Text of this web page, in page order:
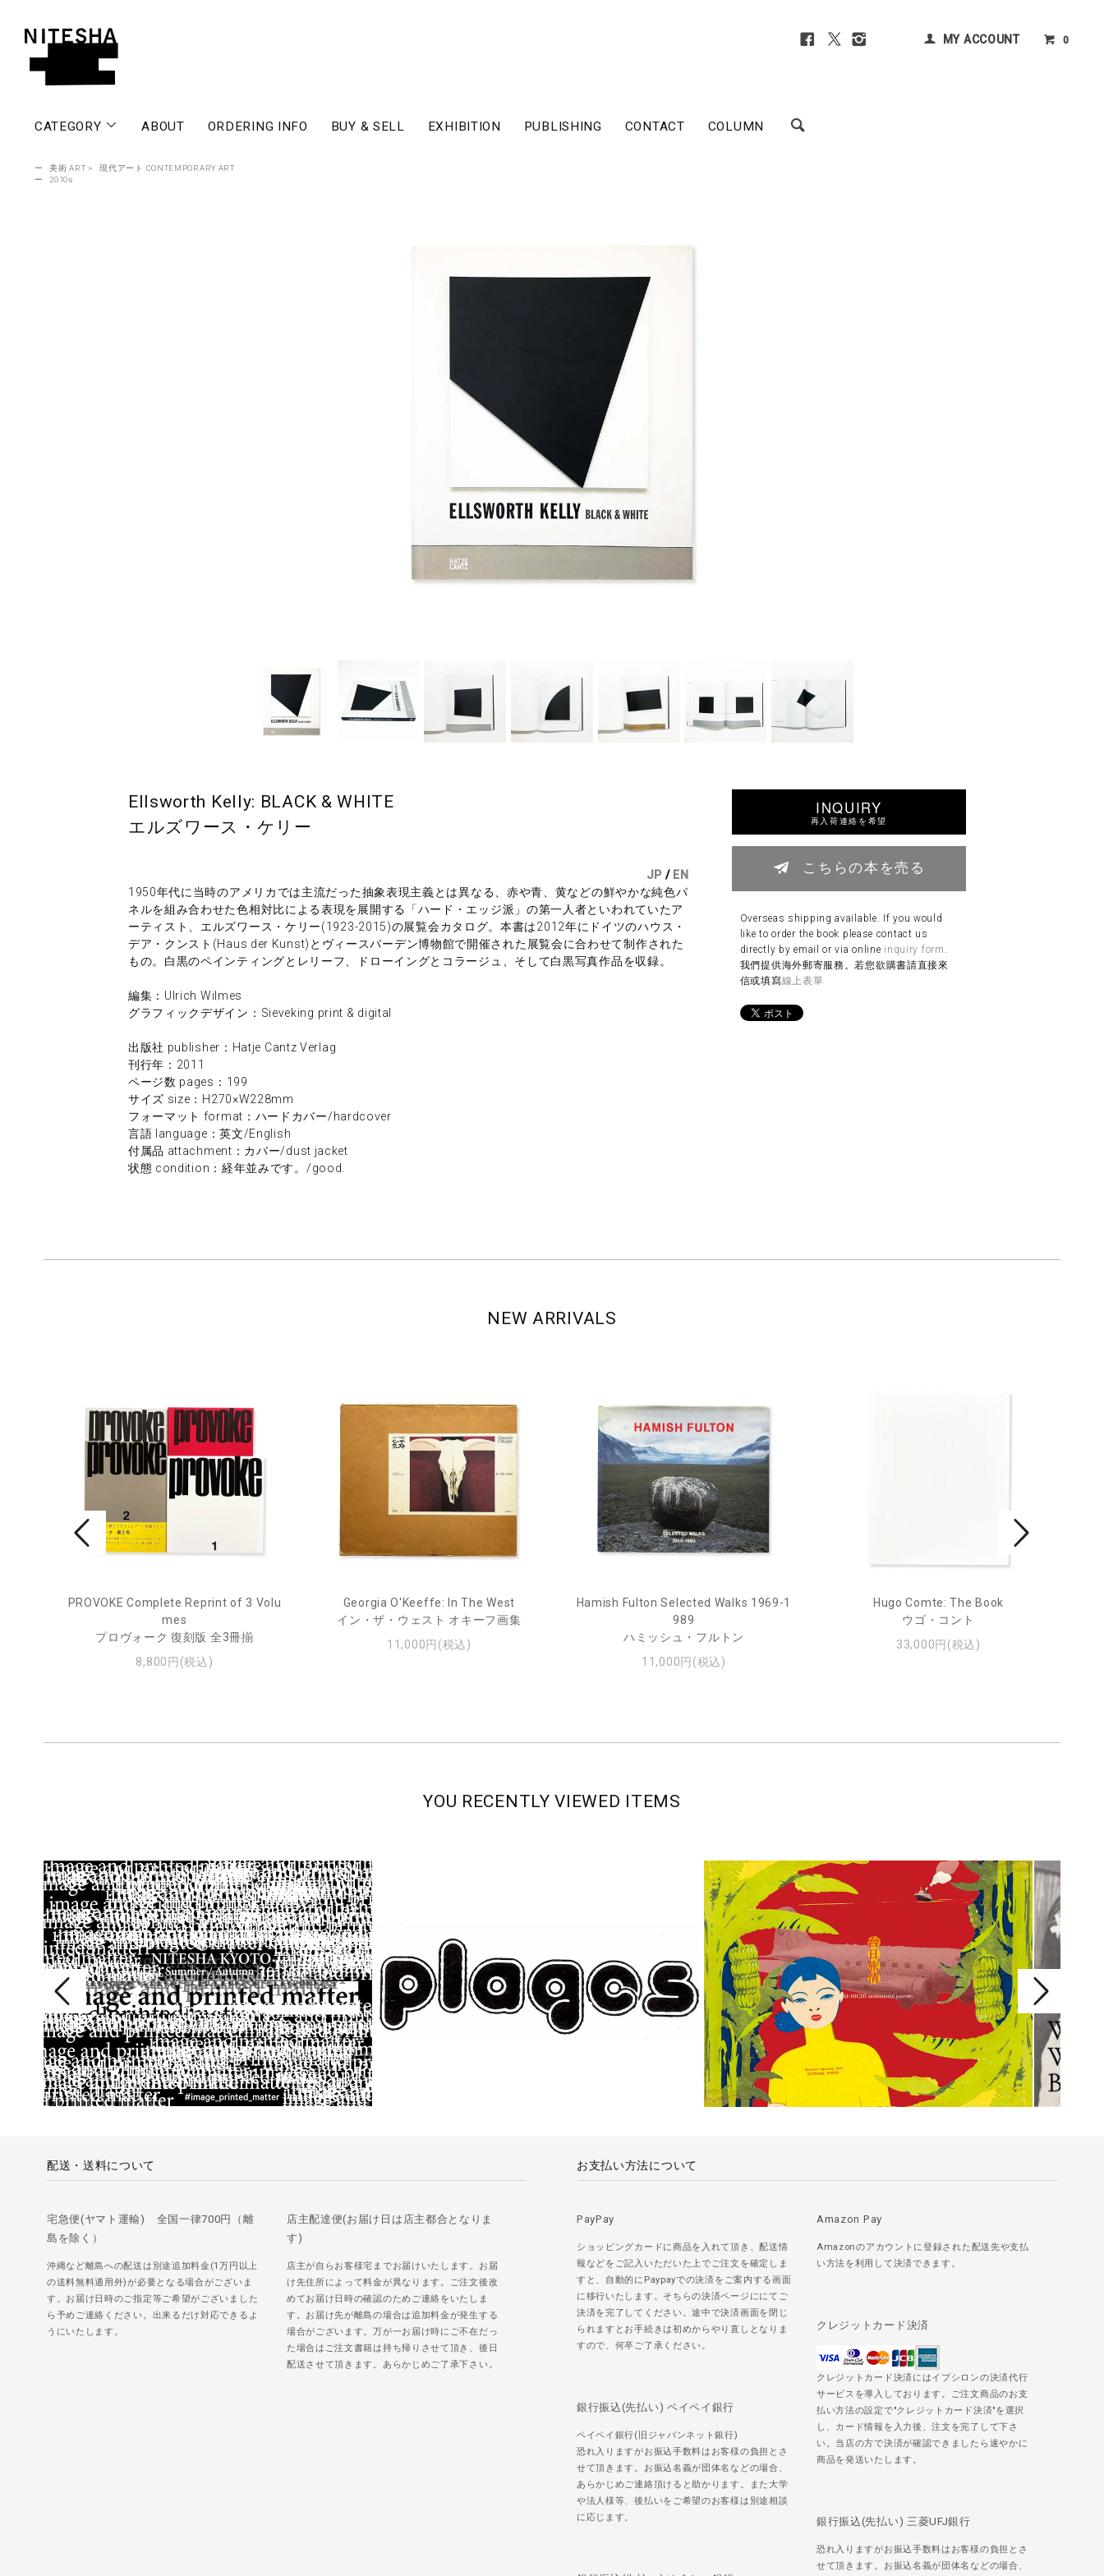
MY ACCOUNT 0
CATEGORY ABOUT ORDERING INFO BUY & SELL EXHIBITION PUBLISHING CONTACT COLUMN
ー 美術 ART >
現代アート CONTEMPORARY ART
ー
2010s
Ellsworth Kelly: BLACK & WHITE
エルズワース・ケリー
JP / EN
1950年代に当時のアメリカでは主流だった抽象表現主義とは異なる、赤や青、黄などの鮮やかな純色パ
ネルを組み合わせた色相対比による表現を展開する「ハード・エッジ派」の第一人者といわれていたア
ーティスト、エルズワース・ケリー(1923-2015)の展覧会カタログ。本書は2012年にドイツのハウス・
デア・クンスト(Haus der Kunst)とヴィースバーデン博物館で開催された展覧会に合わせて制作された
もの。白黒のペインティングとレリーフ、ドローイングとコラージュ、そして白黒写真作品を収録。
編集：Ulrich Wilmes
グラフィックデザイン：Sieveking print & digital
出版社 publisher：Hatje Cantz Verlag
刊行年：2011
ページ数 pages：199
サイズ size：H270×W228mm
フォーマット format：ハードカバー/hardcover
言語 language：英文/English
付属品 attachment：カバー/dust jacket
状態 condition：経年並みです。/good.
INQUIRY
再入荷連絡を希望
こちらの本を売る
Overseas shipping available. If you would
like to order the book please contact us
directly by email or via online inquiry form .
我們提供海外郵寄服務。若您欲購書請直接來
信或填寫線上表單
NEW ARRIVALS
PROVOKE Complete Reprint of 3 Volu
mes
プロヴォーク 復刻版 全3冊揃
8,800円(税込)
Georgia O'Keeffe: In The West
イン・ザ・ウェスト オキーフ画集
11,000円(税込)
Hamish Fulton Selected Walks 1969-1
989
ハミッシュ・フルトン
11,000円(税込)
Hugo Comte: The Book
ウゴ・コント
33,000円(税込)
YOU RECENTLY VIEWED ITEMS
配送・送料について
宅急便(ヤマト運輸) 全国一律700円（離
島を除く）
沖縄など離島への配送は別途追加料金(1万円以上
の送料無料適用外)が必要となる場合がございま
す。お届け日時のご指定等ご希望がございました
ら予めご連絡ください。出来るだけ対応できるよ
うにいたします。
店主配達便(お届け日は店主都合となりま
す)
店主が自らお客様宅までお届けいたします。お届
け先住所によって料金が異なります。ご注文後改
めてお届け日時の確認のためご連絡をいたしま
す。お届け先が離島の場合は追加料金が発生する
場合がございます。万が一お届け時にご不在だっ
た場合はご注文書籍は持ち帰りさせて頂き、後日
配送させて頂きます。あらかじめご了承下さい。
お支払い方法について
PayPay
ショッピングカードに商品を入れて頂き、配送情
報などをご記入いただいた上でご注文を確定しま
すと、自動的にPaypayでの決済をご案内する画面
に移行いたします。そちらの決済ページににてご
決済を完了してください。途中で決済画面を閉じ
られますとお手続きは初めからやり直しとなりま
すので、何卒ご了承ください。
Amazon Pay
Amazonのアカウントに登録された配送先や支払
い方法を利用して決済できます。
クレジットカード決済
クレジットカード決済にはイプシロンの決済代行
サービスを導入しております。ご注文商品のお支
払い方法の設定で"クレジットカード決済"を選択
し、カード情報を入力後、注文を完了して下さ
い。当店の方で決済が確認できましたら速やかに
商品を発送いたします。
銀行振込(先払い) ペイペイ銀行
ペイペイ銀行(旧ジャパンネット銀行)
恐れ入りますがお振込手数料はお客様の負担とさ
せて頂きます。お振込名義が団体名などの場合、
あらかじめご連絡頂けると助かります。また大学
や法人様等、後払いをご希望のお客様は別途相談
に応じます。
銀行振込(先払い) 三菱UFJ銀行
恐れ入りますがお振込手数料はお客様の負担とさ
せて頂きます。お振込名義が団体名などの場合、